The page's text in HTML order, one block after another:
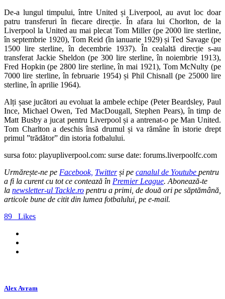
De-a lungul timpului, între United și Liverpool, au avut loc doar
patru transferuri în fiecare direcție. În afara lui Chorlton, de la
Liverpool la United au mai plecat Tom Miller (pe 2000 lire sterline,
în septembrie 1920), Tom Reid (în ianuarie 1929) și Ted Savage (pe
1500 lire sterline, în decembrie 1937). În cealaltă direcție s-au
transferat Jackie Sheldon (pe 300 lire sterline, în noiembrie 1913),
Fred Hopkin (pe 2800 lire sterline, în mai 1921), Tom McNulty (pe
7000 lire sterline, în februarie 1954) și Phil Chisnall (pe 25000 lire
sterline, în aprilie 1964).
Alți șase jucători au evoluat la ambele echipe (Peter Beardsley, Paul
Ince, Michael Owen, Ted MacDougall, Stephen Pears), în timp de
Matt Busby a jucat pentru Liverpool și a antrenat-o pe Man United.
Tom Charlton a deschis însă drumul și va rămâne în istorie drept
primul ”trădător” din istoria fotbalului.
sursa foto: playupliverpool.com: surse date: forums.liverpoolfc.com
Urmărește-ne pe Facebook, Twitterși pe canalul de Youtube pentru
a fi la curent cu tot ce contează în Premier League. Abonează-te
la newsletter-ul Tackle.ro pentru a primi, de două ori pe săptămână,
articole bune de citit din lumea fotbalului, pe e-mail.
89
Likes
Alex Avram